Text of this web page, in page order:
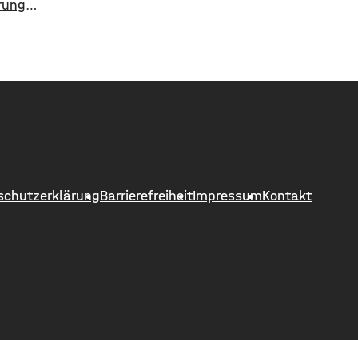
Bauamt
unter
Geschwindigkeit fuhr er in Richtung
BarrierefreiheitImpressumKontakt